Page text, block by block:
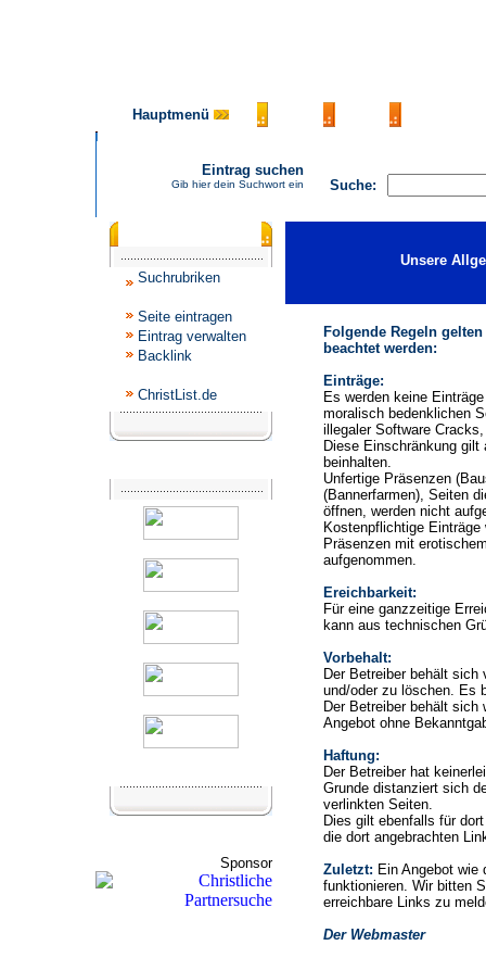
Hauptmenü
Suche:
Eintrag suchen
Gib hier dein Suchwort ein
Suchrubriken
Seite eintragen
Eintrag verwalten
Backlink
ChristList.de
Sponsor
Unsere
Folgende Regeln
beachtet werden:
Einträge:
Es werden keine
moralisch bedenklichen
illegaler Software
Diese Einschränkung
beinhalten.
Unfertige Präsenzen
(Bannerfarmen), Seiten
öffnen, werden nicht
Kostenpflichtige
Präsenzen mit
aufgenommen.
Ereichbarkeit:
Für eine ganzzeitige
kann aus technischen
Vorbehalt:
Der Betreiber behält sich
und/oder zu löschen. Es
Der Betreiber behält sich
Angebot ohne
Haftung:
Der Betreiber hat
Grunde distanziert sich
verlinkten Seiten.
Dies gilt ebenfalls für
die dort angebrachten
Zuletzt: Ein Angebot wie
funktionieren. Wir bitten
erreichbare Links zu
Der Webmaster